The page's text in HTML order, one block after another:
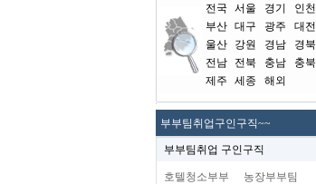
전국 서울 경기
인천
부산 대구 광주
대전
울산
강원 경남
경북
전남
전북 충남
충북
제주
세종 해외
부부팀취업구인구직~~
부부팀취업 구인구직
호텔청소부부 농장부부팀